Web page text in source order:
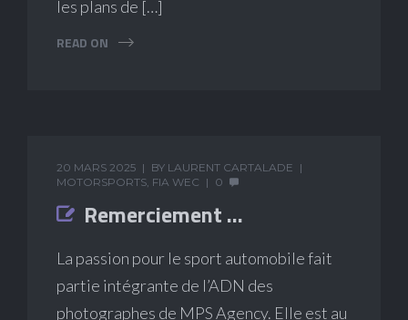
les plans de […]
READ ON
20 MARS 2025 BY LAURENT CARTALADE
MOTORSPORTS, FIA WEC 0
Remerciement …
La passion pour le sport automobile fait
partie intégrante de l’ADN des
photographes de MPS Agency. Elle est au